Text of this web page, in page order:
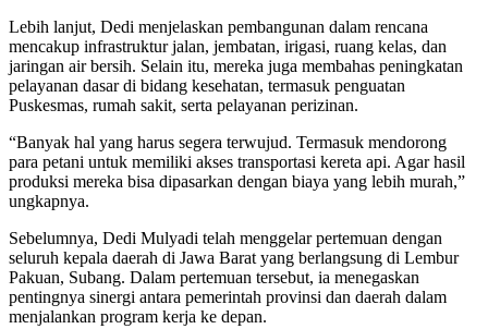
Lebih lanjut, Dedi menjelaskan pembangunan dalam rencana
mencakup infrastruktur jalan, jembatan, irigasi, ruang kelas, dan
jaringan air bersih. Selain itu, mereka juga membahas peningkatan
pelayanan dasar di bidang kesehatan, termasuk penguatan
Puskesmas, rumah sakit, serta pelayanan perizinan.
“Banyak hal yang harus segera terwujud. Termasuk mendorong
para petani untuk memiliki akses transportasi kereta api. Agar hasil
produksi mereka bisa dipasarkan dengan biaya yang lebih murah,”
ungkapnya.
Sebelumnya, Dedi Mulyadi telah menggelar pertemuan dengan
seluruh kepala daerah di Jawa Barat yang berlangsung di Lembur
Pakuan, Subang. Dalam pertemuan tersebut, ia menegaskan
pentingnya sinergi antara pemerintah provinsi dan daerah dalam
menjalankan program kerja ke depan.